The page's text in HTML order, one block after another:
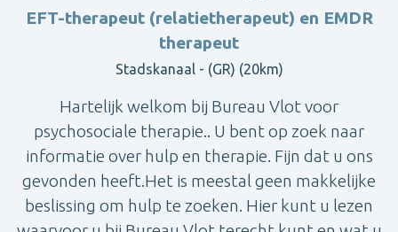
EFT-therapeut (relatietherapeut) en EMDR
therapeut
Stadskanaal - (GR) (20km)
Hartelijk welkom bij Bureau Vlot voor
psychosociale therapie.. U bent op zoek naar
informatie over hulp en therapie. Fijn dat u ons
gevonden heeft.Het is meestal geen makkelijke
beslissing om hulp te zoeken. Hier kunt u lezen